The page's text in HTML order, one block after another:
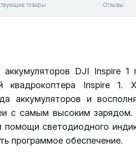
товары Отзывы
DJI Inspire 1
квадрокоптера Inspire 1.
аккумуляторов и
с самым высоким
помощи светодиодного
программое обеспечение.